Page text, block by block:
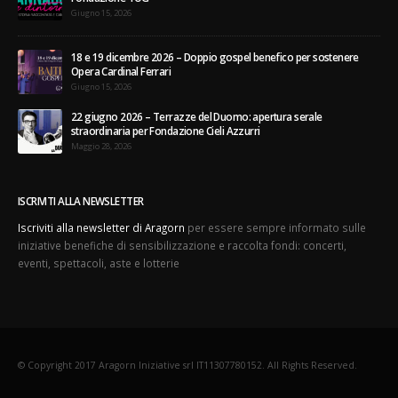
Giugno 15, 2026
18 e 19 dicembre 2026 – Doppio gospel benefico per sostenere
Opera Cardinal Ferrari
Giugno 15, 2026
22 giugno 2026 – Terrazze del Duomo: apertura serale
straordinaria per Fondazione Cieli Azzurri
Maggio 28, 2026
ISCRIVITI ALLA NEWSLETTER
Iscriviti alla newsletter di Aragorn per essere sempre informato sulle
iniziative benefiche di sensibilizzazione e raccolta fondi: concerti,
eventi, spettacoli, aste e lotterie
© Copyright 2017 Aragorn Iniziative srl IT11307780152. All Rights Reserved.